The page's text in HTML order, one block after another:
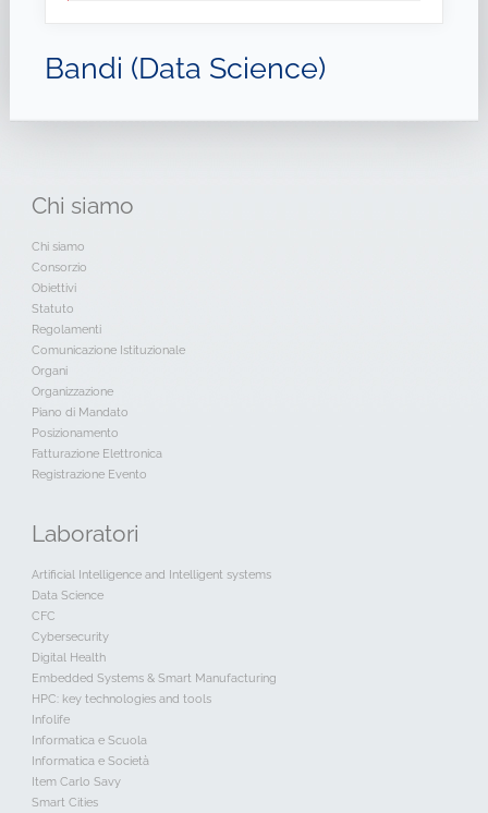
Bandi (Data Science)
Chi siamo
Chi siamo
Consorzio
Obiettivi
Statuto
Regolamenti
Comunicazione Istituzionale
Organi
Organizzazione
Piano di Mandato
Posizionamento
Fatturazione Elettronica
Registrazione Evento
Laboratori
Artificial Intelligence and Intelligent systems
Data Science
CFC
Cybersecurity
Digital Health
Embedded Systems & Smart Manufacturing
HPC: key technologies and tools
Infolife
Informatica e Scuola
Informatica e Società
Item Carlo Savy
Smart Cities